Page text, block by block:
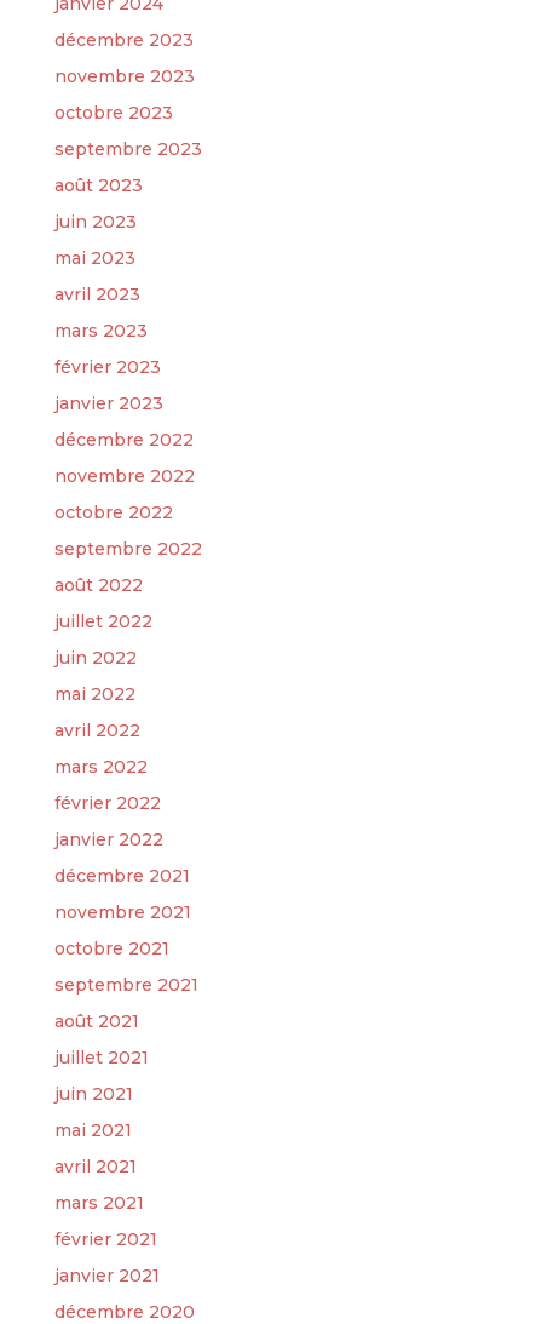
décembre 2023
novembre 2023
octobre 2023
septembre 2023
août 2023
juin 2023
mai 2023
avril 2023
mars 2023
février 2023
janvier 2023
décembre 2022
novembre 2022
octobre 2022
septembre 2022
août 2022
juillet 2022
juin 2022
mai 2022
avril 2022
mars 2022
février 2022
janvier 2022
décembre 2021
novembre 2021
octobre 2021
septembre 2021
août 2021
juillet 2021
juin 2021
mai 2021
avril 2021
mars 2021
février 2021
janvier 2021
décembre 2020